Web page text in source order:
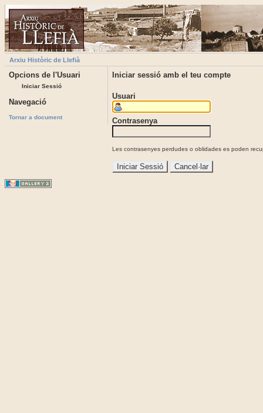
Arxiu Històric de Llefià
Opcions de l'Usuari
Iniciar Sessió
Navegació
Tornar a document
Iniciar sessió amb el teu compte
Usuari
Contrasenya
Les contrasenyes perdudes o oblidades es poden